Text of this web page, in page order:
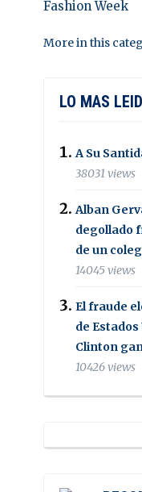
Fashion Week
More in this
LO MAS
A Su
38031 views
Alban
degollado
de un
14045 views
El fraude
de
Clinton
10426 views